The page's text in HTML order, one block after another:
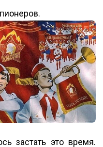
застать это время.